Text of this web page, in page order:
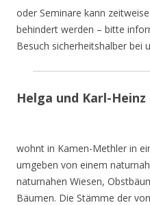
oder Seminare kann
behindert werden – bitte
Besuch sicherheitshalber bei
Helga und Karl-
wohnt in Kamen-Methler in
umgeben von einem
naturnahen Wiesen,
Bäumen. Die Stämme der